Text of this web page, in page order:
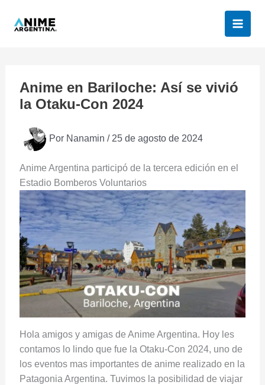
Anime en Bariloche: Así se vivió
la Otaku-Con 2024
Por Nanamin / 25 de agosto de 2024
Anime Argentina participó de la tercera edición en el
Estadio Bomberos Voluntarios
Hola amigos y amigas de Anime Argentina. Hoy les
contamos lo lindo que fue la Otaku-Con 2024, uno de
los eventos mas importantes de anime realizado en la
Patagonia Argentina. Tuvimos la posibilidad de viajar